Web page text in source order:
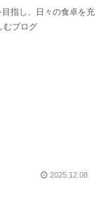
指し、日々の食卓を充
むブログ
2025.12.08